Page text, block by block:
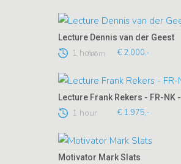
Lecture Dennis van der Geest
1 hourfrom € 2.000,-
Lecture Frank Rekers - FR-NK -
1 hour € 1.975,-
Motivator Mark Slats